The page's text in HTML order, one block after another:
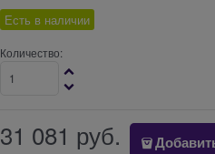
Есть в наличии
Количество:
31 081 руб.